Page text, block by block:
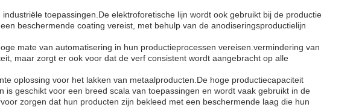
toepassingen.De elektroforetische lijn wordt ook gebruikt bij de productie
beschermende coating vereist, met behulp van de anodiseringsproductielijn
mate van automatisering in hun productieprocessen vereisen.vermindering van
maar zorgt er ook voor dat de verf consistent wordt aangebracht op alle
oplossing voor het lakken van metaalproducten.De hoge productiecapaciteit
geschikt voor een breed scala van toepassingen en wordt vaak gebruikt in de
zorgen dat hun producten zijn bekleed met een beschermende laag die hun